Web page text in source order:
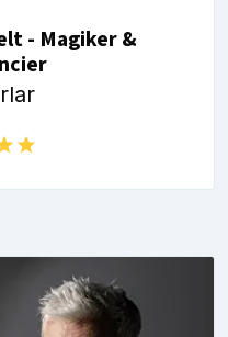
- Magiker &